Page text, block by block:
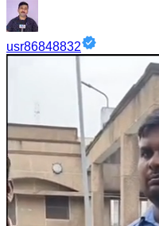
usr86848832